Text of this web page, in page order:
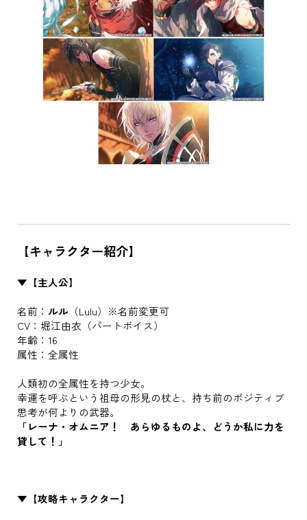
【キャラクター紹介】
▼【主人公】
名前： ルル（Lulu）※名前変更可
CV：堀江由衣（パートボイス）
年齢：16
属性：全属性
人類初の全属性を持つ少女。
幸運を呼ぶという祖母の形見の杖と、持ち前のポジティブ
思考が何よりの武器。
「レーナ・オムニア！ あらゆるものよ、どうか私に力を
貸して！」
▼【攻略キャラクター】